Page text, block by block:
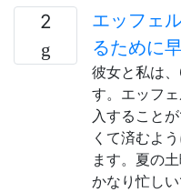
2
エッフェ
るために
彼女と私は
す。エッフ
入すること
くて済むよ
ます。夏の
かなり忙し